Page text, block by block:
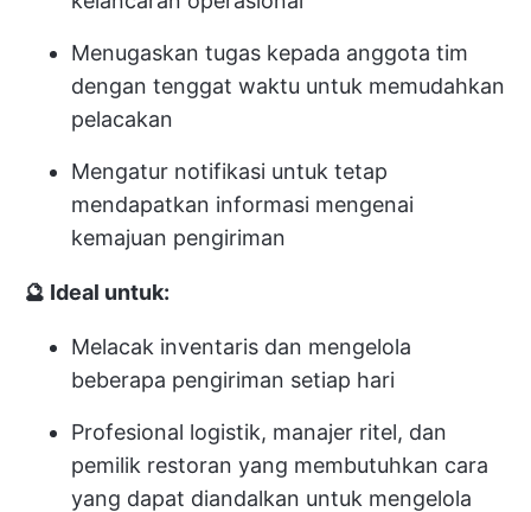
Menugaskan tugas kepada anggota tim
dengan tenggat waktu untuk memudahkan
pelacakan
Mengatur notifikasi untuk tetap
mendapatkan informasi mengenai
kemajuan pengiriman
🔮 Ideal untuk:
Melacak inventaris dan mengelola
beberapa pengiriman setiap hari
Profesional logistik, manajer ritel, dan
pemilik restoran yang membutuhkan cara
yang dapat diandalkan untuk mengelola